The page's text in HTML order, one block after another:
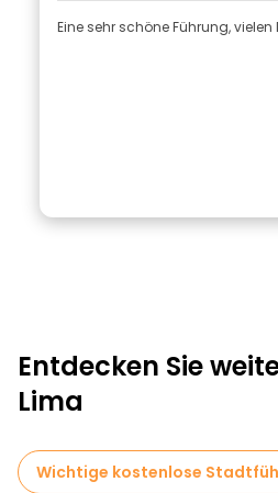
Eine sehr schöne Führung, vielen
Entdecken Sie
Lima
Wichtige kostenlose